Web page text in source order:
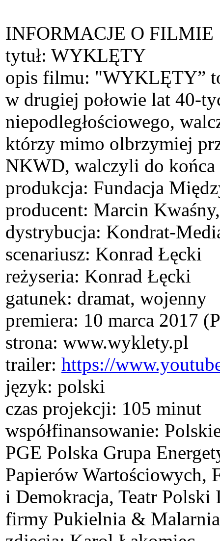
INFORMACJE O FILMIE
tytuł: WYKLĘTY
opis filmu: "WYKLĘTY”
w drugiej połowie lat 40-
niepodległościowego,
którzy mimo olbrzymiej
NKWD, walczyli do końca
produkcja: Fundacja
producent: Marcin
dystrybucja: Kondrat-
scenariusz: Konrad Łęcki
reżyseria: Konrad Łęcki
gatunek: dramat, wojenny
premiera: 10 marca 2017
strona: www.wyklety.pl
trailer: https://
język: polski
czas projekcji: 105 minut
współfinansowanie:
PGE Polska Grupa
Papierów Wartościowych,
i Demokracja, Teatr
firmy Pukielnia &